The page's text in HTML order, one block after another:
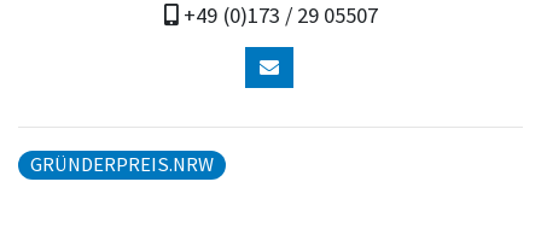
+49 (0)173 / 29 05507
GRÜNDERPREIS.NRW